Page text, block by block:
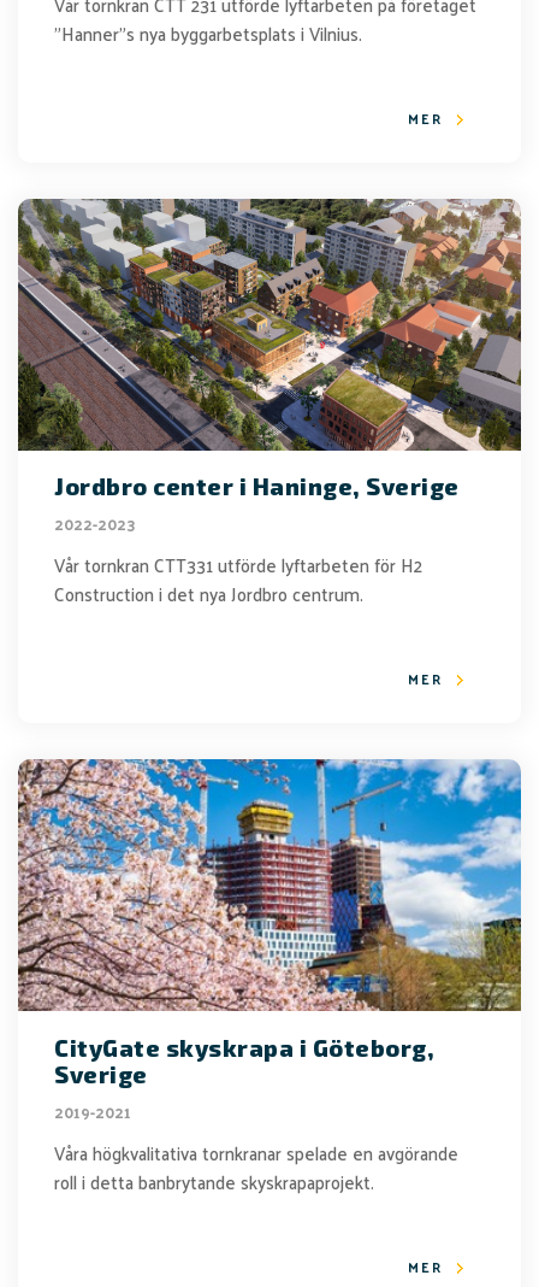
"Hanner"s nya byggarbetsplats i Vilnius.
MER
Jordbro center i Haninge, Sverige
2022-2023
Vår tornkran CTT331 utförde lyftarbeten för H2
Construction i det nya Jordbro centrum.
MER
CityGate skyskrapa i Göteborg,
Sverige
2019-2021
Våra högkvalitativa tornkranar spelade en avgörande
roll i detta banbrytande skyskrapaprojekt.
MER